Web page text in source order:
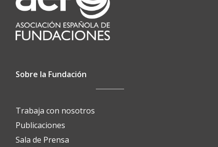
Sobre la Fundación
Trabaja con nosotros
Publicaciones
Sala de Prensa